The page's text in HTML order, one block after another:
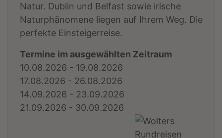
Natur. Dublin und Belfast sowie irische
Naturphänomene liegen auf Ihrem Weg. Die
perfekte Einsteigerreise.
Termine im ausgewählten Zeitraum
10.08.2026 - 19.08.2026
17.08.2026 - 26.08.2026
14.09.2026 - 23.09.2026
21.09.2026 - 30.09.2026